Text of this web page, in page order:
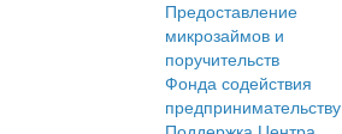
Предоставление
микрозаймов и
поручительств
Фонда содействия
предпринимательству